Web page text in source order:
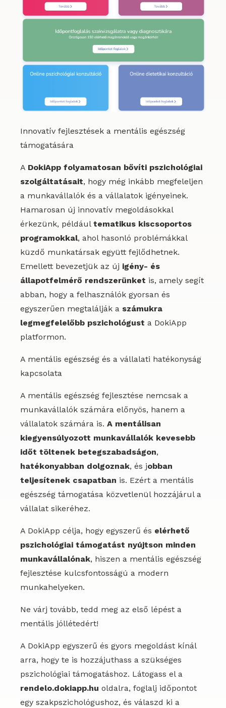
Innovatív fejlesztések a mentális egészség
támogatására
A DokiApp folyamatosan bővíti pszichológiai
szolgáltatásait, hogy még inkább megfeleljen
a munkavállalók és a vállalatok igényeinek.
Hamarosan új innovatív megoldásokkal
érkezünk, például tematikus kiscsoportos
programokkal, ahol hasonló problémákkal
küzdő munkatársak együtt fejlődhetnek.
Emellett bevezetjük az új igény- és
állapotfelmérő rendszerünket is, amely segít
abban, hogy a felhasználók gyorsan és
egyszerűen megtalálják a számukra
legmegfelelőbb pszichológust a DokiApp
platformon.
A mentális egészség és a vállalati hatékonyság
kapcsolata
A mentális egészség fejlesztése nemcsak a
munkavállalók számára előnyös, hanem a
vállalatok számára is. A mentálisan
kiegyensúlyozott munkavállalók kevesebb
időt töltenek betegszabadságon,
hatékonyabban dolgoznak, és jobban
teljesítenek csapatban is. Ezért a mentális
egészség támogatása közvetlenül hozzájárul a
vállalat sikeréhez.
A DokiApp célja, hogy egyszerű és elérhető
pszichológiai támogatást nyújtson minden
munkavállalónak, hiszen a mentális egészség
fejlesztése kulcsfontosságú a modern
munkahelyeken.
Ne várj tovább, tedd meg az első lépést a
mentális jóllétedért!
A DokiApp egyszerű és gyors megoldást kínál
arra, hogy te is hozzájuthass a szükséges
pszichológiai támogatáshoz. Látogass el a
rendelo.dokiapp.hu oldalra, foglalj időpontot
egy szakpszichológushoz, és válaszd ki a